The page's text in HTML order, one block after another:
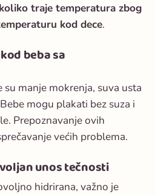
koliko traje temperatura zbog
kod dece.
beba sa
manje mokrenja, suva usta
mogu plakati bez suza i
Prepoznavanje ovih
većih problema.
unos tečnosti
hidrirana, važno je